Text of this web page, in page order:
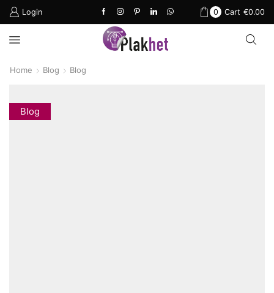
Login 0 Cart €0.00
Home Blog Blog
Blog